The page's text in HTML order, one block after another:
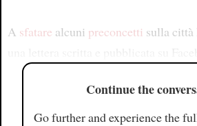
A sfatare alcuni preconcetti sulla città
Continue the
Go further and experience the